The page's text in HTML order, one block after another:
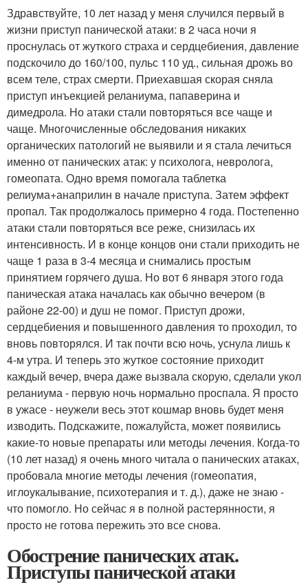
Здравствуйте, 10 лет назад у меня случился первый в
жизни приступ панической атаки: в 2 часа ночи я
проснулась от жуткого страха и сердцебиения, давление
подскочило до 160/100, пульс 110 уд., сильная дрожь во
всем теле, страх смерти. Приехавшая скорая сняла
приступ инъекцией реланиума, папаверина и
димедрола. Но атаки стали повторяться все чаще и
чаще. Многочисленные обследования никаких
органических патологий не выявили и я стала лечиться
именно от панических атак: у психолога, невролога,
гомеопата. Одно время помогала таблетка
релиума+анаприлин в начале приступа. Затем эффект
пропал. Так продолжалось примерно 4 года. Постепенно
атаки стали повторяться все реже, снизилась их
интенсивность. И в конце концов они стали приходить не
чаще 1 раза в 3-4 месяца и снимались простым
принятием горячего душа. Но вот 6 января этого года
паническая атака началась как обычно вечером (в
районе 22-00) и душ не помог. Приступ дрожи,
сердцебиения и повышенного давления то проходил, то
вновь повторялся. И так почти всю ночь, уснула лишь к
4-м утра. И теперь это жуткое состояние приходит
каждый вечер, вчера даже вызвала скорую, сделали укол
реланиума - первую ночь нормально проспала. Я просто
в ужасе - неужели весь этот кошмар вновь будет меня
изводить. Подскажите, пожалуйста, может появились
какие-то новые препараты или методы лечения. Когда-то
(10 лет назад) я очень много читала о панических атаках,
пробовала многие методы лечения (гомеопатия,
иглоукалывание, психотерапия и т. д.), даже не знаю -
что помогло. Но сейчас я в полной растерянности, я
просто не готова пережить это все снова.
Обострение панических атак.
Приступы панической атаки